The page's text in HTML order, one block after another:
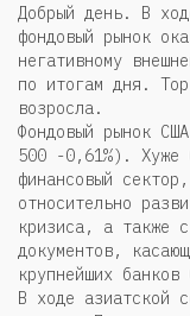
Добрый день. В
фондовый рынок
негативному
по итогам дня.
возросла.
Фондовый рынок
500 -0,61%). Хуже
финансовый
относительно
кризиса, а также
документов,
крупнейших банков
В ходе азиатской